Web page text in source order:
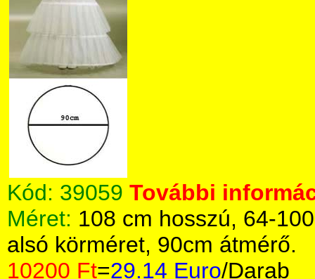
Kód: 39059 További
Méret: 108 cm hosszú, 64-
alsó körméret, 90cm átmérő.
10200 Ft=29.14 Euro/Darab